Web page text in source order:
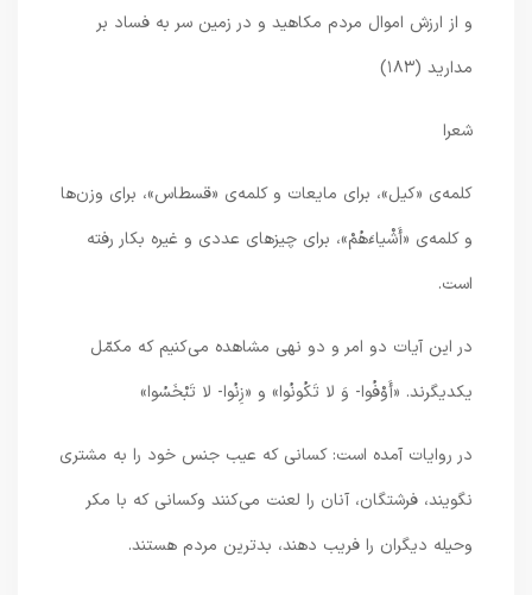
و از ارزش اموال مردم مكاهيد و در زمين سر به فساد بر
مداريد (۱۸۳)
شعرا
كلمه‌ى «كيل»، براى مايعات و كلمه‌ى «قسطاس»، براى وزن‌ها
و كلمه‌ى‌ «أَشْياءَهُمْ»، براى چيزهاى عددى و غيره بكار رفته
است.
در اين آيات دو امر و دو نهى مشاهده مى‌كنيم كه مكمّل
يكديگرند. «أَوْفُوا- وَ لا تَكُونُوا» و «زِنُوا- لا تَبْخَسُوا»
در روايات آمده است: كسانى كه عيب جنس خود را به مشترى
نگويند، فرشتگان، آنان را لعنت مى‌كنند وكسانى كه با مكر
وحيله ديگران را فريب دهند، بدترين مردم هستند.